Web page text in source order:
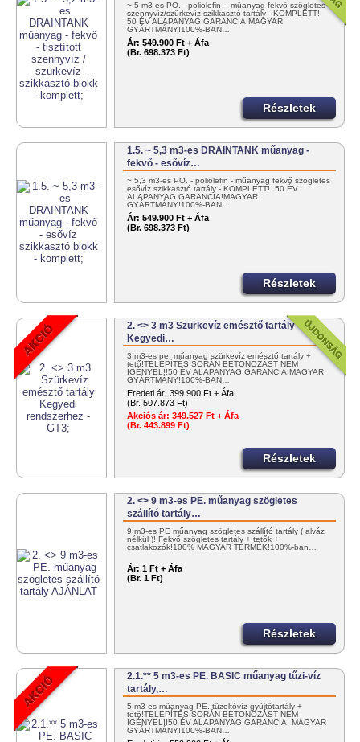
~ 5 m3-es PO. - poliolefin - műanyag fekvő szögletes
szennyvíz/szürkevíz szikkasztó tartály - KOMPLETT!
50 ÉV ALAPANYAG GARANCIA!MAGYAR
GYÁRTMÁNY!100%-BAN…
Ár: 549.900 Ft + Áfa
(Br. 698.373 Ft)
Részletek
1.5. ~ 5,3 m3-es DRAINTANK műanyag -
fekvő - esővíz…
~ 5,3 m3-es PO. - poliolefin - műanyag fekvő szögletes
esővíz szikkasztó tartály - KOMPLETT! 50 ÉV
ALAPANYAG GARANCIA!MAGYAR
GYÁRTMÁNY!100%-BAN…
Ár: 549.900 Ft + Áfa
(Br. 698.373 Ft)
Részletek
2. <> 3 m3 Szürkevíz emésztő tartály
Kegyedi…
3 m3-es pe. műanyag szürkevíz emésztő tartály +
tető!TELEPÍTÉS SORÁN BETONOZÁST NEM
IGÉNYEL!!50 ÉV ALAPANYAG GARANCIA!MAGYAR
GYÁRTMÁNY!100%-BAN…
Eredeti ár: 399.900 Ft + Áfa
(Br. 507.873 Ft)
Akciós ár: 349.527 Ft + Áfa
(Br. 443.899 Ft)
Részletek
2. <> 9 m3-es PE. műanyag szögletes
szállító tartály…
9 m3-es PE műanyag szögletes szállító tartály ( alváz
nélkül )! Fekvő szögletes tartály + tetők +
csatlakozók!100% MAGYAR TERMÉK!100%-ban…
Ár: 1 Ft + Áfa
(Br. 1 Ft)
Részletek
2.1.** 5 m3-es PE. BASIC műanyag tűzi-víz
tartály,…
5 m3-es műanyag PE. tűzoltóvíz gyűjtőtartály +
tető!TELEPÍTÉS SORÁN BETONOZÁST NEM
IGÉNYEL!!50 ÉV ALAPANYAG GARANCIA! MAGYAR
GYÁRTMÁNY!100%-BAN…